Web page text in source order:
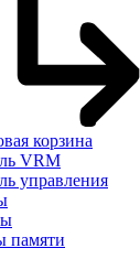
корзина
VRM
управления
памяти